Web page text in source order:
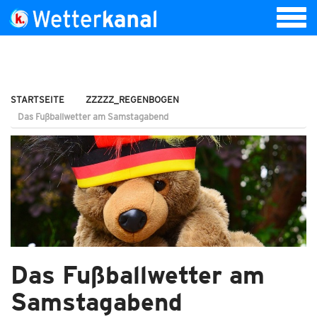
STARTSEITE
ZZZZZ_REGENBOGEN
Das Fußballwetter am Samstagabend
Das Fußballwetter am
Samstagabend